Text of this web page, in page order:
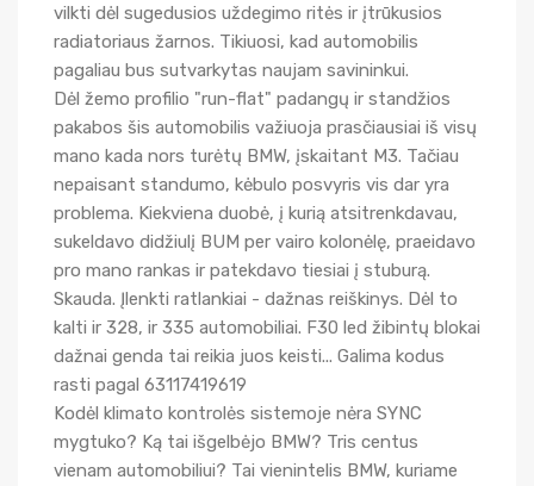
vilkti dėl sugedusios uždegimo ritės ir įtrūkusios
radiatoriaus žarnos. Tikiuosi, kad automobilis
pagaliau bus sutvarkytas naujam savininkui.
Dėl žemo profilio "run-flat" padangų ir standžios
pakabos šis automobilis važiuoja prasčiausiai iš visų
mano kada nors turėtų BMW, įskaitant M3. Tačiau
nepaisant standumo, kėbulo posvyris vis dar yra
problema. Kiekviena duobė, į kurią atsitrenkdavau,
sukeldavo didžiulį BUM per vairo kolonėlę, praeidavo
pro mano rankas ir patekdavo tiesiai į stuburą.
Skauda. Įlenkti ratlankiai - dažnas reiškinys. Dėl to
kalti ir 328, ir 335 automobiliai. F30 led žibintų blokai
dažnai genda tai reikia juos keisti... Galima kodus
rasti pagal 63117419619
Kodėl klimato kontrolės sistemoje nėra SYNC
mygtuko? Ką tai išgelbėjo BMW? Tris centus
vienam automobiliui? Tai vienintelis BMW, kuriame